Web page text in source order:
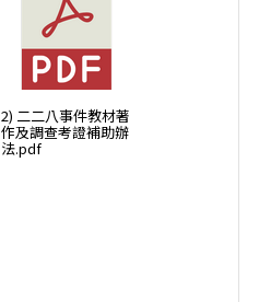
2) 二二八事件教材著
作及調查考證補助辦
法.pdf